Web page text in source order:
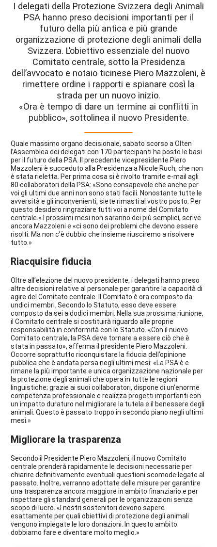
I delegati della Protezione Svizzera degli Animali
PSA hanno preso decisioni importanti per il
futuro della più antica e più grande
organizzazione di protezione degli animali della
Svizzera. L’obiettivo essenziale del nuovo
Comitato centrale, sotto la Presidenza
dell’avvocato e notaio ticinese Piero Mazzoleni, è
rimettere ordine i rapporti e spianare così la
strada per un nuovo inizio.
«Ora è tempo di dare un termine ai conflitti in
pubblico», sottolinea il nuovo Presidente.
Quale massimo organo decisionale, sabato scorso a Olten
l’Assemblea dei delegati con 170 partecipanti ha posto le basi
per il futuro della PSA. Il precedente vicepresidente Piero
Mazzoleni è succeduto alla Presidenza a Nicole Ruch, che non
è stata rieletta. Per prima cosa si è rivolto tramite e-mail agli
80 collaboratori della PSA: «Sono consapevole che anche per
voi gli ultimi due anni non sono stati facili. Nonostante tutte le
avversità e gli inconvenienti, siete rimasti al vostro posto. Per
questo desidero ringraziare tutti voi a nome del Comitato
centrale.» I prossimi mesi non saranno dei più semplici, scrive
ancora Mazzoleni e «ci sono dei problemi che devono essere
risolti. Ma non c’è dubbio che insieme riusciremo a risolvere
tutto.»
Riacquisire fiducia
Oltre all’elezione del nuovo presidente, i delegati hanno preso
altre decisioni relative al personale per garantire la capacità di
agire del Comitato centrale. Il Comitato è ora composto da
undici membri. Secondo lo Statuto, esso deve essere
composto da sei a dodici membri. Nella sua prossima riunione,
il Comitato centrale si costituirà riguardo alle proprie
responsabilità in conformità con lo Statuto. «Con il nuovo
Comitato centrale, la PSA deve tornare a essere ciò che è
stata in passato», afferma il presidente Piero Mazzoleni.
Occorre soprattutto riconquistare la fiducia dell’opinione
pubblica che è andata persa negli ultimi mesi: «La PSA è e
rimane la più importante e unica organizzazione nazionale per
la protezione degli animali che opera in tutte le regioni
linguistiche; grazie ai suoi collaboratori, dispone di un’enorme
competenza professionale e realizza progetti importanti con
un impatto duraturo nel migliorare la tutela e il benessere degli
animali. Questo è passato troppo in secondo piano negli ultimi
mesi.»
Migliorare la trasparenza
Secondo il Presidente Piero Mazzoleni, il nuovo Comitato
centrale prenderà rapidamente le decisioni necessarie per
chiarire definitivamente eventuali questioni scomode legate al
passato. Inoltre, verranno adottate delle misure per garantire
una trasparenza ancora maggiore in ambito finanziario e per
rispettare gli standard generali per le organizzazioni senza
scopo di lucro. «I nostri sostenitori devono sapere
esattamente per quali obiettivi di protezione degli animali
vengono impiegate le loro donazioni. In questo ambito
dobbiamo fare e diventare molto meglio.»